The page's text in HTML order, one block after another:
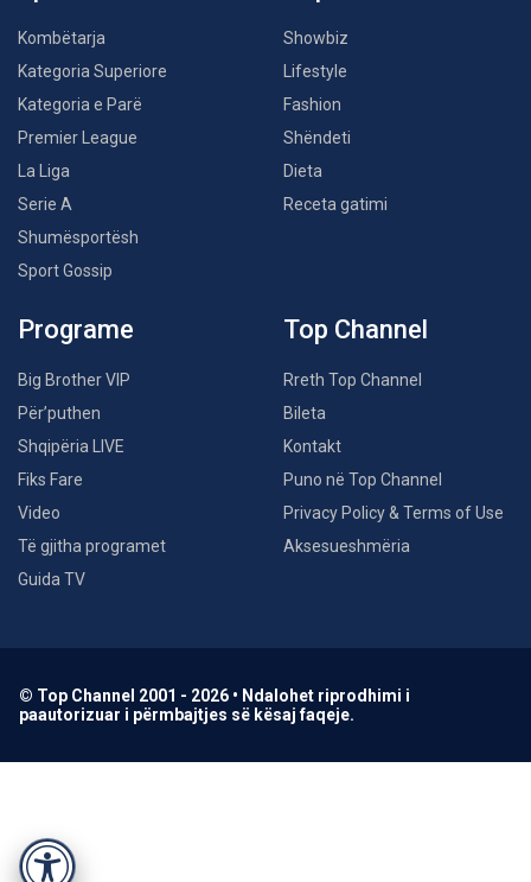
Kombëtarja
Kategoria Superiore
Kategoria e Parë
Premier League
La Liga
Serie A
Shumësportësh
Sport Gossip
Showbiz
Lifestyle
Fashion
Shëndeti
Dieta
Receta gatimi
Programe
Big Brother VIP
Për’puthen
Shqipëria LIVE
Fiks Fare
Video
Të gjitha programet
Guida TV
Top Channel
Rreth Top Channel
Bileta
Kontakt
Puno në Top Channel
Privacy Policy & Terms of Use
Aksesueshmëria
© Top Channel 2001 - 2026 • Ndalohet riprodhimi i
paautorizuar i përmbajtjes së kësaj faqeje.